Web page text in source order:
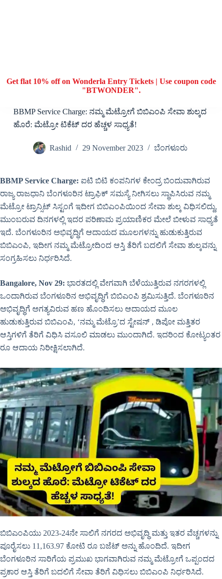
Get flat 10% off on Wonderla Entry Tickets | Use coupon code
"BTWONDER".
BBMP Service Charge: ನಮ್ಮ ಮೆಟ್ರೋಗೆ ಬಿಬಿಎಂಪಿ ಸೇವಾ ಶುಲ್ಕದ
ಹೊರೆ: ಮೆಟ್ರೋ ಟಿಕೆಟ್ ದರ ಹೆಚ್ಚಳ ಸಾಧ್ಯತೆ!
Rashid 29 November 2023 ಬೆಂಗಳೂರು
BBMP Service Charge: ಐಟಿ ಬಿಟಿ ಕಂಪನಿಗಳ ಕೇಂದ್ರ ಬಿಂದುವಾಗಿರುವ
ರಾಜ್ಯ ರಾಜಧಾನಿ ಬೆಂಗಳೂರಿನ ಟ್ರಾಫಿಕ್ ಸಮಸ್ಯೆ ನೀಗಿಸಲು ಸ್ಥಾಪಿಸಿರುವ ನಮ್ಮ
ಮೆಟ್ರೋ ಟ್ರಾನ್ಸಿಟ್ ಸಿಸ್ಟಂಗೆ ಇದೀಗ ಬಿಬಿಎಂಪಿಯಿಂದ ಸೇವಾ ಶುಲ್ಕ ವಿಧಿಸಲಿದ್ದು,
ಮುಂಬರುವ ದಿನಗಳಲ್ಲಿ ಇದರ ಪರಿಣಾಮ ಪ್ರಯಾಣಿಕರ ಮೇಲೆ ಬೀಳುವ ಸಾಧ್ಯತೆ
ಇದೆ. ಬೆಂಗಳೂರಿನ ಅಭಿವೃದ್ಧಿಗೆ ಆದಾಯದ ಮೂಲಗಳನ್ನು ಹುಡುಕುತ್ತಿರುವ
ಬಿಬಿಎಂಪಿ, ಇದೀಗ ನಮ್ಮ ಮೆಟ್ರೋದಿಂದ ಆಸ್ತಿ ತೆರಿಗೆ ಬದಲಿಗೆ ಸೇವಾ ಶುಲ್ಕವನ್ನು
ಸಂಗ್ರಹಿಸಲು ನಿರ್ಧರಿಸಿದೆ.
Bangalore, Nov 29: ಭಾರತದಲ್ಲಿ ವೇಗವಾಗಿ ಬೆಳೆಯುತ್ತಿರುವ ನಗರಗಳಲ್ಲಿ
ಒಂದಾಗಿರುವ ಬೆಂಗಳೂರಿನ ಅಭಿವೃದ್ಧಿಗೆ ಬಿಬಿಎಂಪಿ ಶ್ರಮಿಸುತ್ತಿದೆ. ಬೆಂಗಳೂರಿನ
ಅಭಿವೃದ್ಧಿಗೆ ಅಗತ್ಯವಿರುವ ಹಣ ಹೊಂದಿಸಲು ಆದಾಯದ ಮೂಲ
ಹುಡುಕುತ್ತಿರುವ ಬಿಬಿಎಂಪಿ, ‘ನಮ್ಮ ಮೆಟ್ರೊ’ದ ಸ್ಟೇಷನ್ , ಡಿಪೋ ಮತ್ತಿತರ
ಆಸ್ತಿಗಳಿಗೆ ತೆರಿಗೆ ವಿಧಿಸಿ ವಸೂಲಿ ಮಾಡಲು ಮುಂದಾಗಿದೆ. ಇದರಿಂದ ಕೋಟ್ಯಂತರ
ರೂ ಆದಾಯ ನಿರೀಕ್ಷಿಸಲಾಗಿದೆ.
ಬಿಬಿಎಂಪಿಯು 2023-24ನೇ ಸಾಲಿಗೆ ನಗರದ ಅಭಿವೃದ್ಧಿ ಮತ್ತು ಇತರ ವೆಚ್ಚಗಳನ್ನು
ಪೂರೈಸಲು 11,163.97 ಕೋಟಿ ರೂ ಬಜೆಟ್ ಅನ್ನು ಹೊಂದಿದೆ. ಇದೀಗ
ಬೆಂಗಳೂರಿನ ಸಾರಿಗೆಯ ಪ್ರಮುಖ ಭಾಗವಾಗಿರುವ ನಮ್ಮ ಮೆಟ್ರೋಗೆ ಒಪ್ಪಂದದ
ಪ್ರಕಾರ ಆಸ್ತಿ ತೆರಿಗೆ ಬದಲಿಗೆ ಸೇವಾ ತೆರಿಗೆ ವಿಧಿಸಲು ಬಿಬಿಎಂಪಿ ನಿರ್ಧರಿಸಿದೆ.